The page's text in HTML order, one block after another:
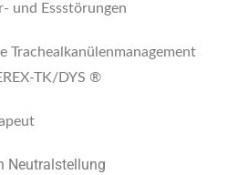
und Essstörungen
Trachealkanülenmanagement
TK/DYS ®
Neutralstellung